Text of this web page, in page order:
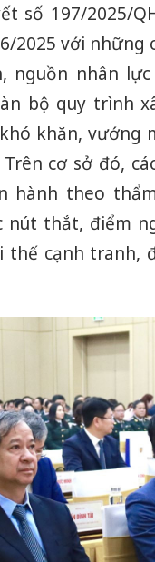
số 197/2025/
2025 với những
nguồn nhân
bộ quy trình
khăn, vướng
Trên cơ sở đó,
hành theo
nút thắt, điểm
thế cạnh tranh,